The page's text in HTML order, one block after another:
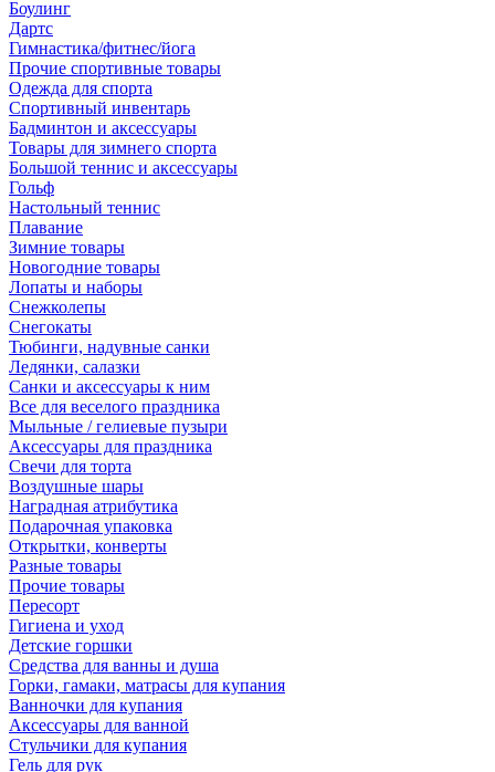
Боулинг
Дартс
Гимнастика/фитнес/йога
Прочие спортивные товары
Одежда для спорта
Спортивный инвентарь
Бадминтон и аксессуары
Товары для зимнего спорта
Большой теннис и аксессуары
Гольф
Настольный теннис
Плавание
Зимние товары
Новогодние товары
Лопаты и наборы
Снежколепы
Снегокаты
Тюбинги, надувные санки
Ледянки, салазки
Санки и аксессуары к ним
Все для веселого праздника
Мыльные / гелиевые пузыри
Аксессуары для праздника
Свечи для торта
Воздушные шары
Наградная атрибутика
Подарочная упаковка
Открытки, конверты
Разные товары
Прочие товары
Пересорт
Гигиена и уход
Детские горшки
Средства для ванны и душа
Горки, гамаки, матрасы для купания
Ванночки для купания
Аксессуары для ванной
Стульчики для купания
Гель для рук